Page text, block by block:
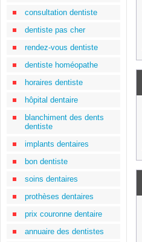
consultation dentiste
dentiste pas cher
rendez-vous dentiste
dentiste homéopathe
horaires dentiste
hôpital dentaire
blanchiment des dents
dentiste
implants dentaires
bon dentiste
soins dentaires
prothèses dentaires
prix couronne dentaire
annuaire des dentistes